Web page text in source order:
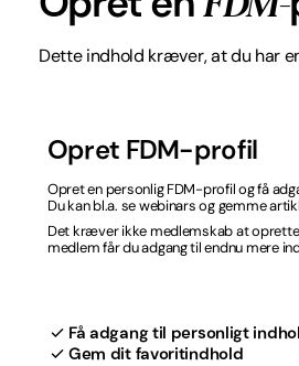
Dette indhold kræver, at du har
Opret FDM-profil
Opret en personlig FDM-profil og få
Du kan bl.a. se webinars og gemme
Det kræver ikke medlemskab at
medlem får du adgang til endnu mere
Få adgang til personligt
Gem dit favoritindhold